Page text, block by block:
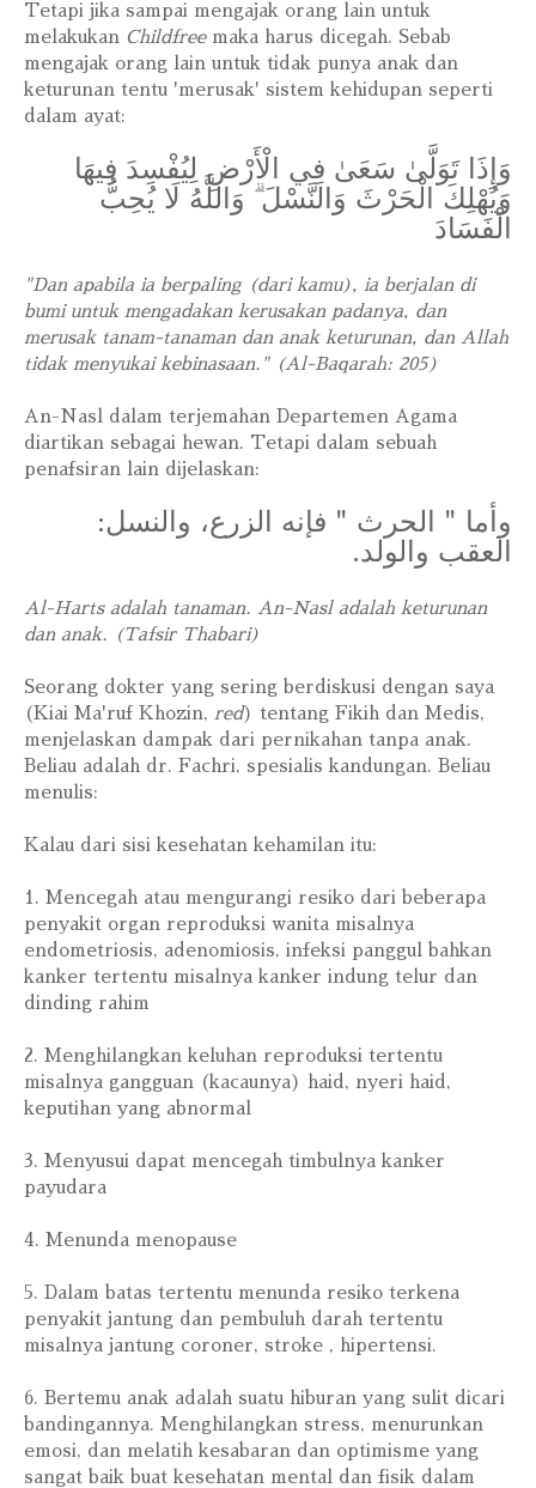
Tetapi jika sampai mengajak orang lain untuk
melakukan Childfree maka harus dicegah. Sebab
mengajak orang lain untuk tidak punya anak dan
keturunan tentu 'merusak' sistem kehidupan seperti
dalam ayat:
وَإِذَا تَوَلَّىٰ سَعَىٰ فِي الْأَرْضِ لِيُفْسِدَ فِيهَا
وَيُهْلِكَ الْحَرْثَ وَالنَّسْلَ ۗ وَاللَّهُ لَا يُحِبُّ
الْفَسَادَ
"Dan apabila ia berpaling (dari kamu), ia berjalan di
bumi untuk mengadakan kerusakan padanya, dan
merusak tanam-tanaman dan anak keturunan, dan Allah
tidak menyukai kebinasaan." (Al-Baqarah: 205)
An-Nasl dalam terjemahan Departemen Agama
diartikan sebagai hewan. Tetapi dalam sebuah
penafsiran lain dijelaskan:
وأما " الحرث " فإنه الزرع، والنسل:
العقب والولد.
Al-Harts adalah tanaman. An-Nasl adalah keturunan
dan anak. (Tafsir Thabari)
Seorang dokter yang sering berdiskusi dengan saya
(Kiai Ma'ruf Khozin, red) tentang Fikih dan Medis,
menjelaskan dampak dari pernikahan tanpa anak.
Beliau adalah dr. Fachri, spesialis kandungan. Beliau
menulis:
Kalau dari sisi kesehatan kehamilan itu:
1. Mencegah atau mengurangi resiko dari beberapa
penyakit organ reproduksi wanita misalnya
endometriosis, adenomiosis, infeksi panggul bahkan
kanker tertentu misalnya kanker indung telur dan
dinding rahim
2. Menghilangkan keluhan reproduksi tertentu
misalnya gangguan (kacaunya) haid, nyeri haid,
keputihan yang abnormal
3. Menyusui dapat mencegah timbulnya kanker
payudara
4. Menunda menopause
5. Dalam batas tertentu menunda resiko terkena
penyakit jantung dan pembuluh darah tertentu
misalnya jantung coroner, stroke , hipertensi.
6. Bertemu anak adalah suatu hiburan yang sulit dicari
bandingannya. Menghilangkan stress, menurunkan
emosi, dan melatih kesabaran dan optimisme yang
sangat baik buat kesehatan mental dan fisik dalam